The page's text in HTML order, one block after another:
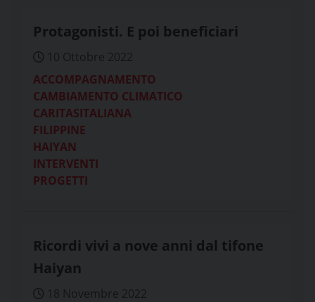
Protagonisti. E poi beneficiari
10 Ottobre 2022
ACCOMPAGNAMENTO
CAMBIAMENTO CLIMATICO
CARITASITALIANA
FILIPPINE
HAIYAN
INTERVENTI
PROGETTI
Ricordi vivi a nove anni dal tifone
Haiyan
18 Novembre 2022